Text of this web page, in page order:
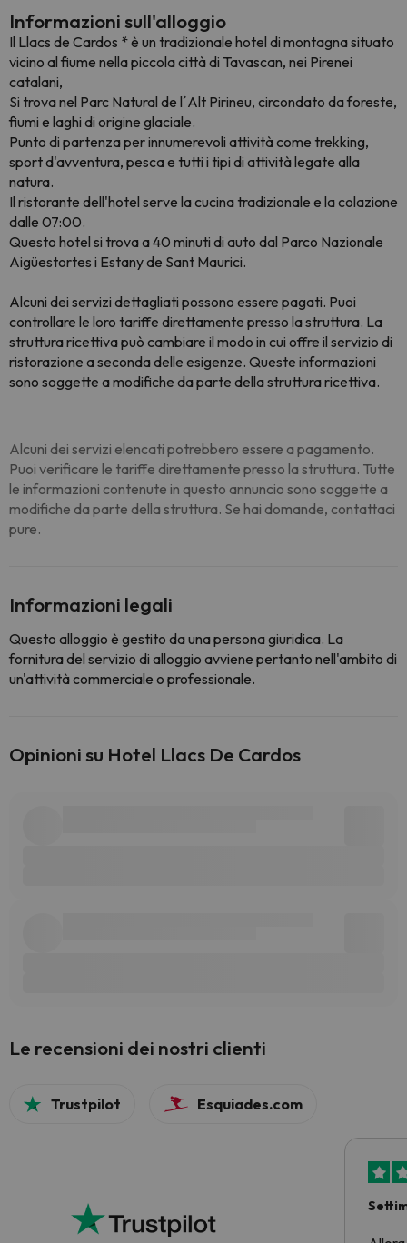
Informazioni sull'alloggio
Il Llacs de Cardos * è un tradizionale hotel di montagna situato
vicino al fiume nella piccola città di Tavascan, nei Pirenei
catalani,
Si trova nel Parc Natural de l´Alt Pirineu, circondato da foreste,
fiumi e laghi di origine glaciale.
Punto di partenza per innumerevoli attività come trekking,
sport d'avventura, pesca e tutti i tipi di attività legate alla
natura.
Il ristorante dell'hotel serve la cucina tradizionale e la colazione
dalle 07:00.
Questo hotel si trova a 40 minuti di auto dal Parco Nazionale
Aigüestortes i Estany de Sant Maurici.
Alcuni dei servizi dettagliati possono essere pagati. Puoi
controllare le loro tariffe direttamente presso la struttura. La
struttura ricettiva può cambiare il modo in cui offre il servizio di
ristorazione a seconda delle esigenze. Queste informazioni
sono soggette a modifiche da parte della struttura ricettiva.
Alcuni dei servizi elencati potrebbero essere a pagamento.
Puoi verificare le tariffe direttamente presso la struttura. Tutte
le informazioni contenute in questo annuncio sono soggette a
modifiche da parte della struttura. Se hai domande, contattaci
pure.
Informazioni legali
Questo alloggio è gestito da una persona giuridica. La
fornitura del servizio di alloggio avviene pertanto nell'ambito di
un'attività commerciale o professionale.
Opinioni su Hotel Llacs De Cardos
Le recensioni dei nostri clienti
Trustpilot Esquiades.com